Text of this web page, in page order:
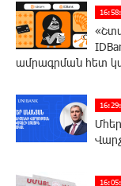
ամրագրման հետ